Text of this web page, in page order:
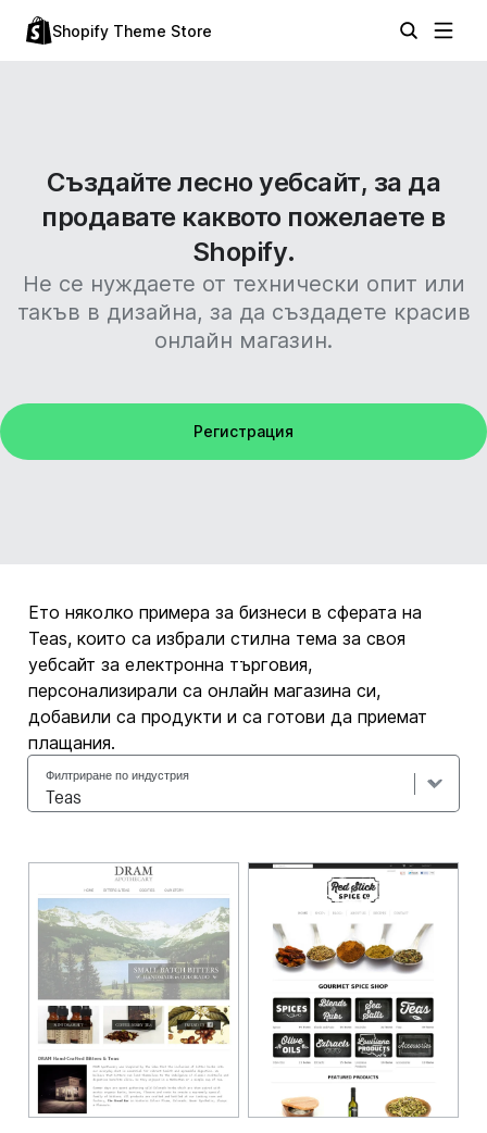
Shopify Theme Store
Създайте лесно уебсайт, за да
продавате каквото пожелаете в
Shopify.
Не се нуждаете от технически опит или
такъв в дизайна, за да създадете красив
онлайн магазин.
Регистрация
Ето няколко примера за бизнеси в сферата на
Teas, които са избрали стилна тема за своя
уебсайт за електронна търговия,
персонализирали са онлайн магазина си,
добавили са продукти и са готови да приемат
плащания.
Филтриране по индустрия